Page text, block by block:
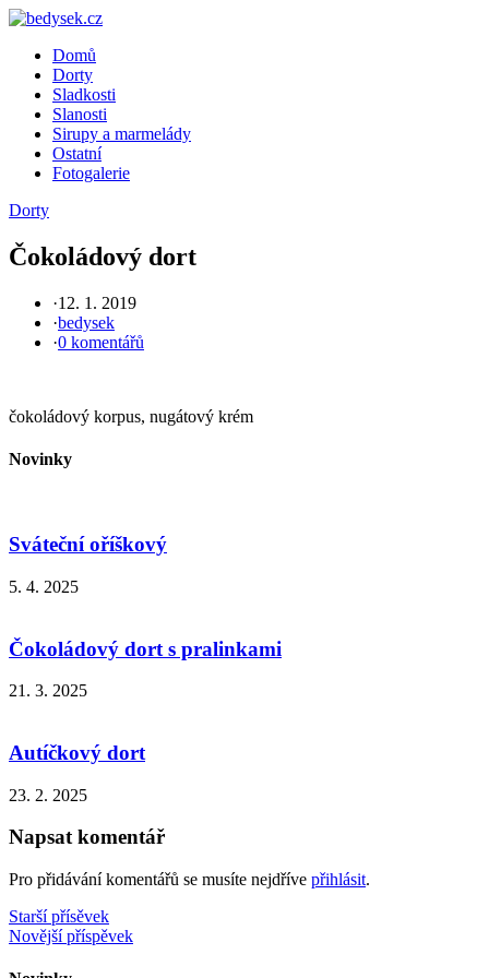
Skip
contentDomů
Dorty
Sladkosti
Slanosti
Sirupy a marmelády
Ostatní
Fotogalerie
Dorty
Čokoládový dort
·12. 1. 2019
·bedysek
·0 komentářů
čokoládový korpus, nugátový krém
Novinky
Sváteční oříškový
5. 4. 2025
Čokoládový dort s pralinkami
21. 3. 2025
Autíčkový dort
23. 2. 2025
Napsat komentář
Pro přidávání komentářů se musíte nejdříve přihlásit.
Navigace
pro
Starší přísěvek
Novější příspěvek